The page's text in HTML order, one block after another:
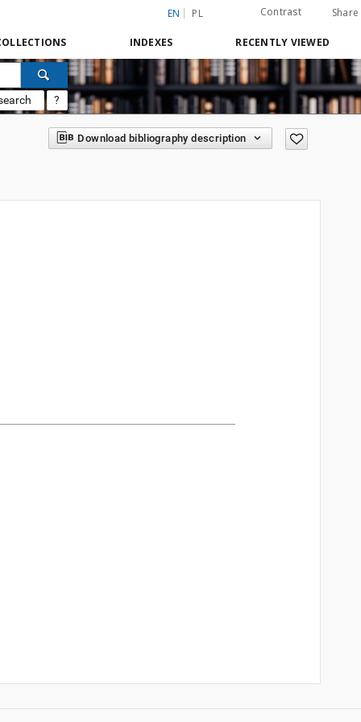
EN PL Contrast Share
INDEXES RECENTLY VIEWED
?
Download bibliography description